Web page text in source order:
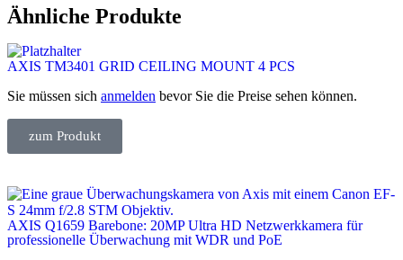
Ähnliche Produkte
AXIS TM3401 GRID CEILING MOUNT 4 PCS
Sie müssen sich anmelden bevor Sie die Preise sehen können.
zum Produkt
AXIS Q1659 Barebone: 20MP Ultra HD Netzwerkkamera für
professionelle Überwachung mit WDR und PoE